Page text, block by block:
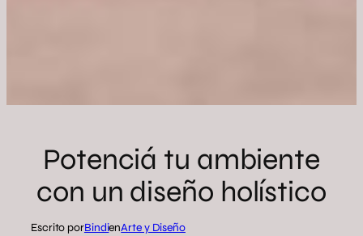
Potenciá tu ambiente
con un diseño holístico
Escrito porBindienArte y Diseño